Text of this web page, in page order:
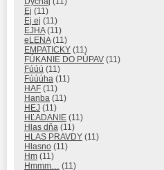
Ej (11)
Ej ej (11)
EJHA(11)
eLENA(11)
EMPATICKY (11)
FÚKANIE DO PÚPAV (11)
Fúúú (11)
Fúúúha (11)
HAF (11)
Hanba (11)
HEJ (11)
HĽADANIE (11)
Hlas dňa (11)
HLAS PRAVDY (11)
Hlasno (11)
Hm (11)
Hmmm… (11)